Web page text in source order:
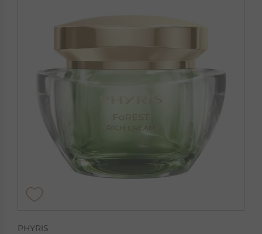
PHYRIS